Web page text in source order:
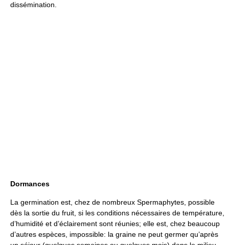
dissémination.
Dormances
La germination est, chez de nombreux Spermaphytes, possible
dès la sortie du fruit, si les conditions nécessaires de température,
d’humidité et d’éclairement sont réunies; elle est, chez beaucoup
d’autres espèces, impossible: la graine ne peut germer qu’après